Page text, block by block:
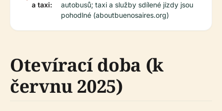
a taxi:
autobusů; taxi a služby sdílené jízdy jsou
pohodlné (aboutbuenosaires.org)
Otevírací doba (k
červnu 2025)